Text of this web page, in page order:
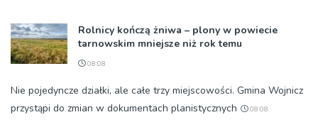
Rolnicy kończą żniwa – plony w powiecie
tarnowskim mniejsze niż rok temu
08:08
Nie pojedyncze działki, ale całe trzy miejscowości. Gmina Wojnicz
przystąpi do zmian w dokumentach planistycznych
08:08